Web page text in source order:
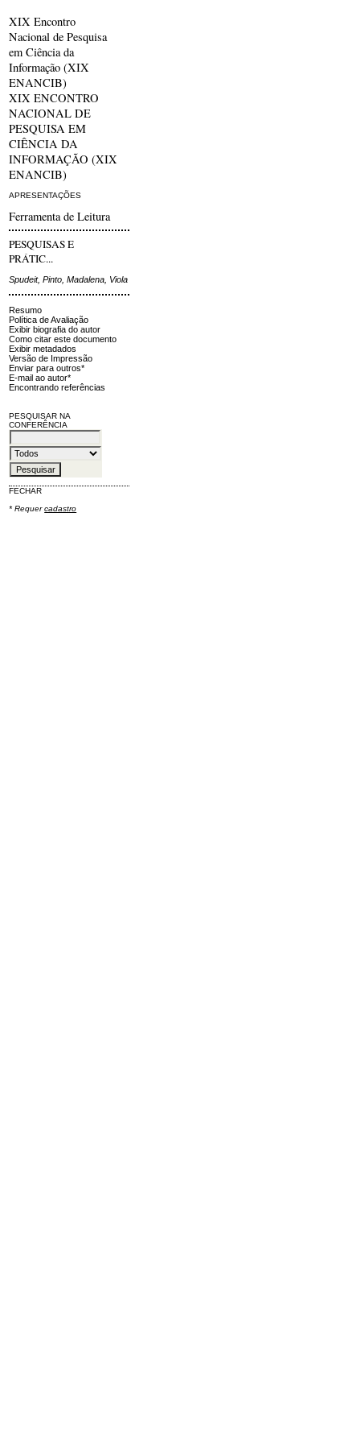
XIX Encontro
Nacional de Pesquisa
em Ciência da
Informação (XIX
ENANCIB)
XIX ENCONTRO
NACIONAL DE
PESQUISA EM
CIÊNCIA DA
INFORMAÇÃO (XIX
ENANCIB)
APRESENTAÇÕES
Ferramenta de Leitura
PESQUISAS E
PRÁTIC...
Spudeit, Pinto, Madalena, Viola
Resumo
Política de Avaliação
Exibir biografia do autor
Como citar este documento
Exibir metadados
Versão de Impressão
Enviar para outros*
E-mail ao autor*
Encontrando referências
PESQUISAR NA
CONFERÊNCIA
FECHAR
* Requercadastro